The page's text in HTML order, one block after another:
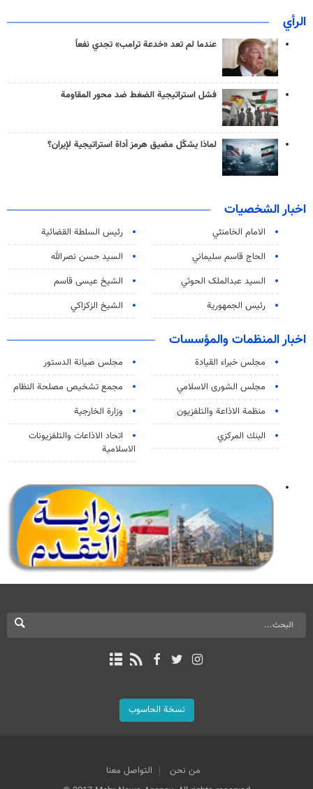
الرأي
عندما لم تعد «خدعة ترامب» تجدي نفعاً
فشل استراتيجية الضغط ضد محور المقاومة
لماذا يشكّل مضيق هرمز أداة استراتيجية لإيران؟
اخبار الشخصيات
الامام الخامنئي
رئیس السلطة القضائیة
الحاج قاسم سليماني
السيد حسن نصرالله
السید عبدالملک الحوثي
الشيخ عيسى قاسم
رئيس الجمهورية
الشيخ الزكزاكي
اخبار المنظمات والمؤسسات
مجلس خبراء القيادة
مجلس صيانة الدستور
مجلس الشورى الاسلامي
مجمع تشخيص مصلحة النظام
منظمة الاذاعة والتلفزیون
وزارة الخارجية
البنك المركزي
اتحاد الاذاعات والتلفزيونات
الاسلامية
نسخة الحاسوب
من نحن
التواصل معنا